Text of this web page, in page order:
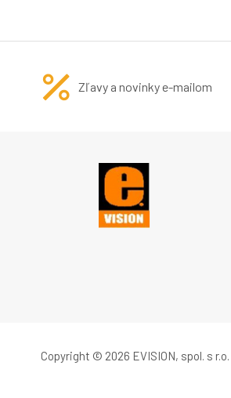
Zľavy a novinky e-mailom
Copyright © 2026 EVISION, spol. s r.o.